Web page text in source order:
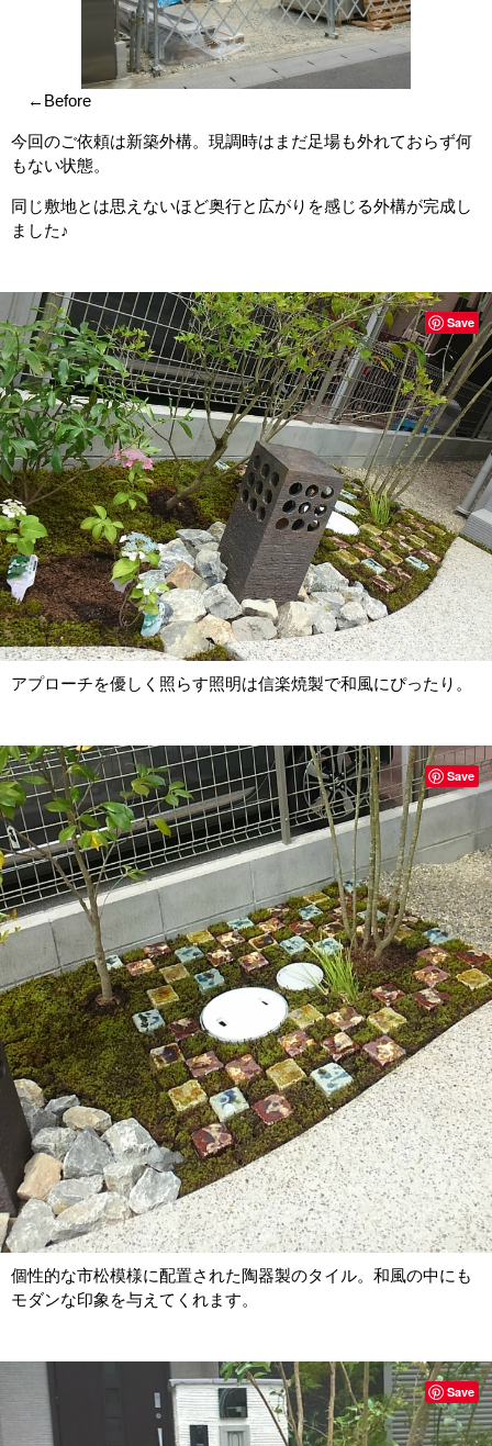
←Before
今回のご依頼は新築外構。現調時はまだ足場も外れておらず何
もない状態。
同じ敷地とは思えないほど奥行と広がりを感じる外構が完成し
ました♪
アプローチを優しく照らす照明は信楽焼製で和風にぴったり。
Save
個性的な市松模様に配置された陶器製のタイル。和風の中にも
モダンな印象を与えてくれます。
Save
Save